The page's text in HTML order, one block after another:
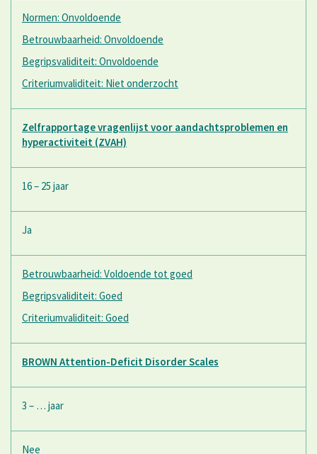
Normen: Onvoldoende
Betrouwbaarheid: Onvoldoende
Begripsvaliditeit: Onvoldoende
Criteriumvaliditeit: Niet onderzocht
Zelfrapportage vragenlijst voor aandachtsproblemen en
hyperactiviteit (ZVAH)
16 – 25 jaar
Ja
Betrouwbaarheid: Voldoende tot goed
Begripsvaliditeit: Goed
Criteriumvaliditeit: Goed
BROWN Attention-Deficit Disorder Scales
3 – … jaar
Nee